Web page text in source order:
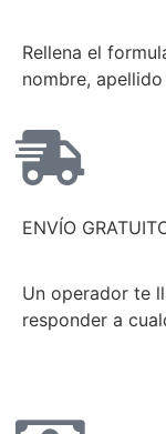
Rellena el
nombre,
ENVÍO
Un operador te
responder a